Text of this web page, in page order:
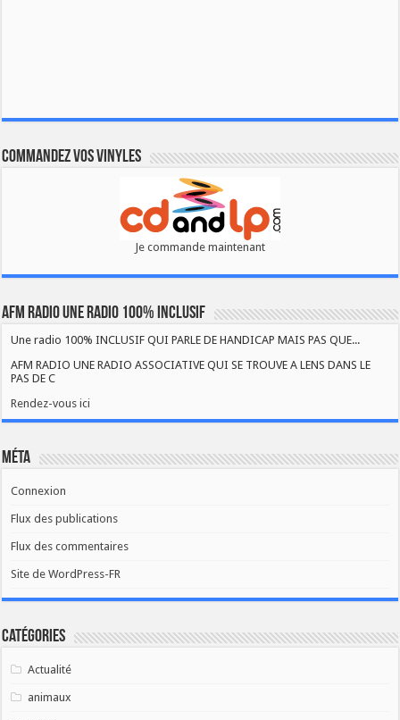
Commandez vos vinyles
Je commande maintenant
AFM RADIO UNE RADIO 100% INCLUSIF
Une radio 100% INCLUSIF QUI PARLE DE HANDICAP MAIS PAS QUE...
AFM RADIO UNE RADIO ASSOCIATIVE QUI SE TROUVE A LENS DANS LE
PAS DE C
Rendez-vous ici
Méta
Connexion
Flux des publications
Flux des commentaires
Site de WordPress-FR
Catégories
Actualité
animaux